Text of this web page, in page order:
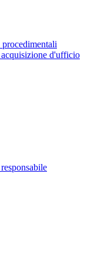
d'ufficio